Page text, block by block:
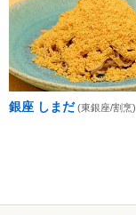
銀座 しまだ (東銀座/割烹)